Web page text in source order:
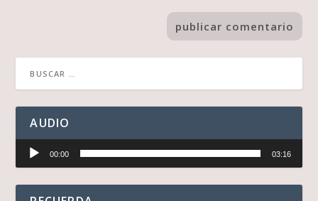
AUDIO
audio
00:00 03:16